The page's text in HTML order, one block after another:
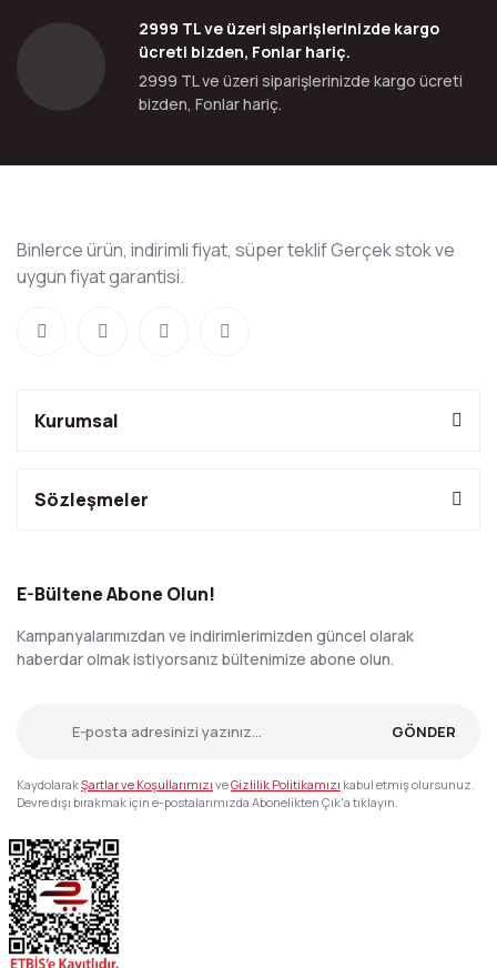
2999 TL ve üzeri siparişlerinizde kargo
ücreti bizden, Fonlar hariç.
2999 TL ve üzeri siparişlerinizde kargo ücreti
bizden, Fonlar hariç.
Binlerce ürün, indirimli fiyat, süper teklif Gerçek stok ve
uygun fiyat garantisi.
Kurumsal
Sözleşmeler
E-Bültene Abone Olun!
Kampanyalarımızdan ve indirimlerimizden güncel olarak
haberdar olmak istiyorsanız bültenimize abone olun.
GÖNDER
KaydolarakŞartlar ve Koşullarımızı veGizlilik Politikamızı kabul etmiş olursunuz.
Devre dışı bırakmak için e-postalarımızda Abonelikten Çık'a tıklayın.